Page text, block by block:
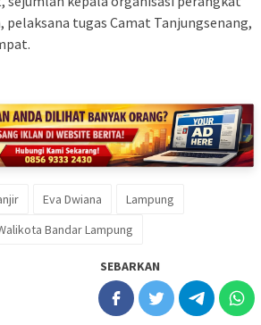
pelaksana tugas Camat Tanjungsenang,
Eva Dwiana
Lampung
Bandar Lampung
SEBARKAN